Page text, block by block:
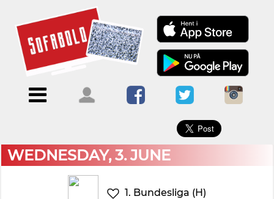
Menu
ForsideKalendere
Blogs
Om
Sofabold
Kontakt
bruger
ind
×
WEDNESDAY, 3. JUNE
1. Bundesliga (H)